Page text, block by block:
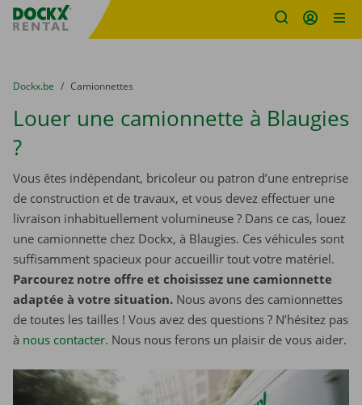
sitename
You are here:
du
Dockx.be to
Camionnettes
Louer une camionnette à Blaugies
?
Vous êtes indépendant, bricoleur ou patron d’une entreprise
de construction et de travaux, et vous devez effectuer une
livraison inhabituellement volumineuse ? Dans ce cas, louez
une camionnette chez Dockx, à Blaugies. Ces véhicules sont
suffisamment spacieux pour accueillir tout votre matériel.
Parcourez notre offre et choisissez une camionnette
adaptée à votre situation. Nous avons des camionnettes
de toutes les tailles ! Vous avez des questions ? N’hésitez pas
à nous contacter. Nous nous ferons un plaisir de vous aider.